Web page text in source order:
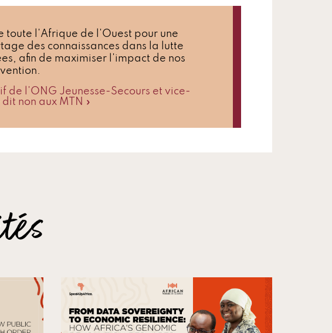
toute l'Afrique de l'Ouest pour une
des connaissances dans la lutte
afin de maximiser l'impact de nos
de l'ONG Jeunesse-Secours et vice-
non aux MTN »